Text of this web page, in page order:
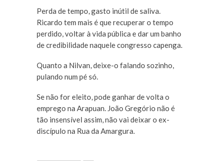
Perda de tempo, gasto inútil de saliva.
Ricardo tem mais é que recuperar o tempo
perdido, voltar à vida pública e dar um banho
de credibilidade naquele congresso capenga.
Quanto a Nilvan, deixe-o falando sozinho,
pulando num pé só.
Se não for eleito, pode ganhar de volta o
emprego na Arapuan. João Gregório não é
tão insensível assim, não vai deixar o ex-
discípulo na Rua da Amargura.